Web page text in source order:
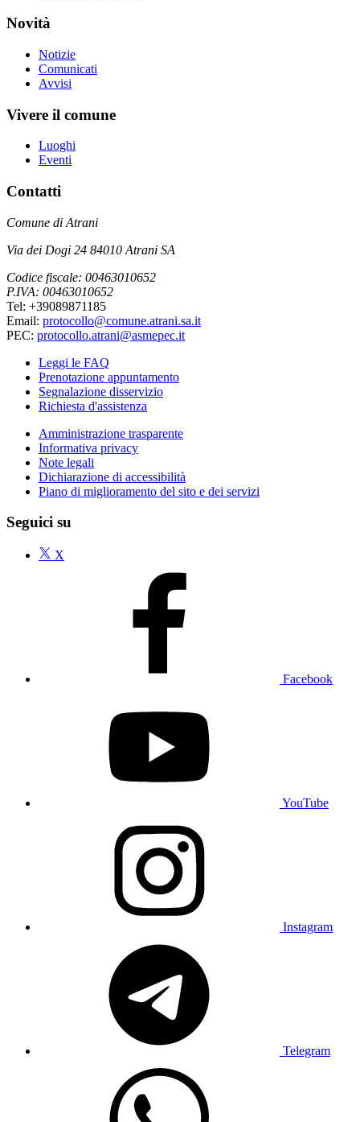
Novità
Notizie
Comunicati
Avvisi
Vivere il comune
Luoghi
Eventi
Contatti
Comune di Atrani
Via dei Dogi 24 84010 Atrani SA
Codice fiscale: 00463010652
P.IVA: 00463010652
Tel: +39089871185
Email: protocollo@comune.atrani.sa.it
PEC: protocollo.atrani@asmepec.it
Leggi le FAQ
Prenotazione appuntamento
Segnalazione disservizio
Richiesta d'assistenza
Amministrazione trasparente
Informativa privacy
Note legali
Dichiarazione di accessibilità
Piano di miglioramento del sito e dei servizi
Seguici su
X
Facebook
YouTube
Instagram
Telegram